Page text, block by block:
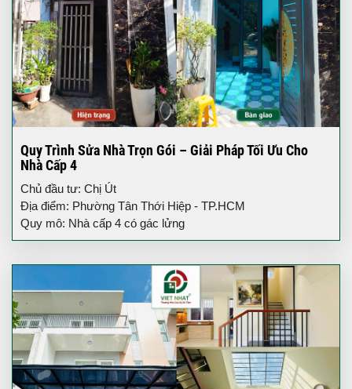
Quy Trình Sửa Nhà Trọn Gói – Giải Pháp Tối Ưu Cho
Nhà Cấp 4
Chủ đầu tư: Chị Út
Địa điểm: Phường Tân Thới Hiệp - TP.HCM
Quy mô: Nhà cấp 4 có gác lửng